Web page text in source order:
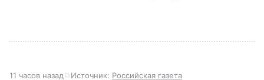
11 часов назад Источник: Российская газета